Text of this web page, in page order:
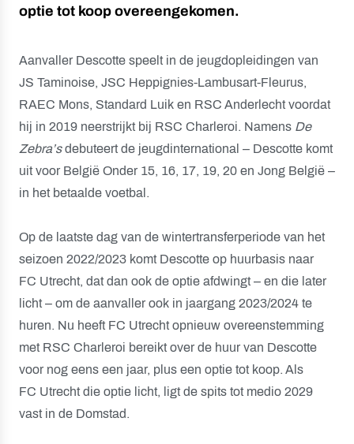
optie tot koop overeengekomen.
Aanvaller Descotte speelt in de jeugdopleidingen van
JS Taminoise, JSC Heppignies-Lambusart-Fleurus,
RAEC Mons, Standard Luik en RSC Anderlecht voordat
hij in 2019 neerstrijkt bij RSC Charleroi. Namens De
Zebra’sdebuteert de jeugdinternational – Descotte komt
uit voor België Onder 15, 16, 17, 19, 20 en Jong België –
in het betaalde voetbal.
Op de laatste dag van de wintertransferperiode van het
seizoen 2022/2023 komt Descotte op huurbasis naar
FC Utrecht, dat dan ook de optie afdwingt – en die later
licht – om de aanvaller ook in jaargang 2023/2024 te
huren. Nu heeft FC Utrecht opnieuw overeenstemming
met RSC Charleroi bereikt over de huur van Descotte
voor nog eens een jaar, plus een optie tot koop. Als
FC Utrecht die optie licht, ligt de spits tot medio 2029
vast in de Domstad.